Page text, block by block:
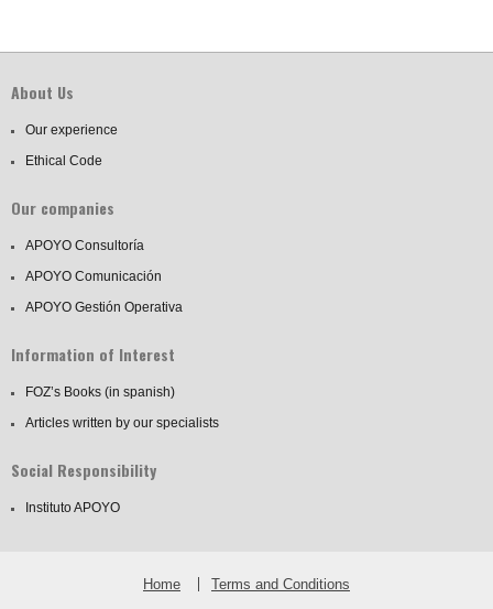
About Us
Our experience
Ethical Code
Our companies
APOYO Consultoría
APOYO Comunicación
APOYO Gestión Operativa
Information of Interest
FOZ’s Books (in spanish)
Articles written by our specialists
Social Responsibility
Instituto APOYO
Home Terms and Conditions